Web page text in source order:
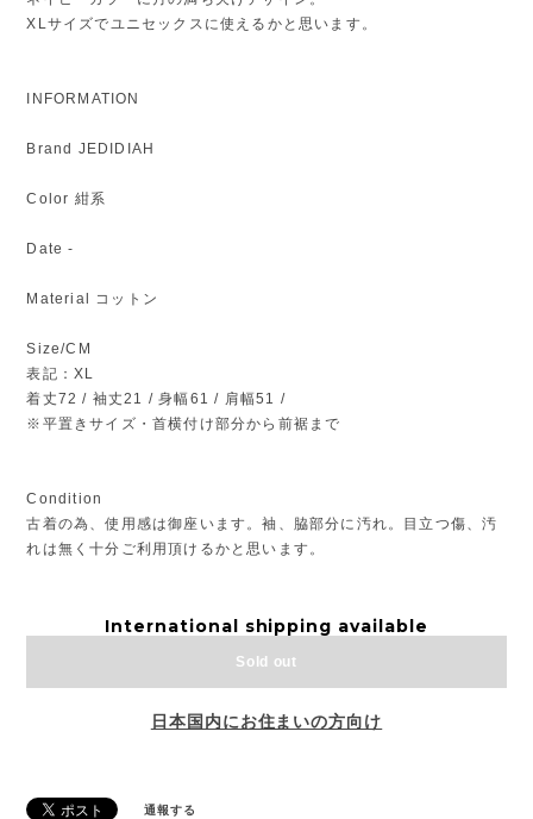
XLサイズでユニセックスに使えるかと思います。
INFORMATION
Brand JEDIDIAH
Color 紺系
Date -
Material コットン
Size/CM
表記：XL
着丈72 / 袖丈21 / 身幅61 / 肩幅51 /
※平置きサイズ・首横付け部分から前裾まで
Condition
古着の為、使用感は御座います。袖、脇部分に汚れ。目立つ傷、汚
れは無く十分ご利用頂けるかと思います。
International shipping available
Sold out
日本国内にお住まいの方向け
通報する